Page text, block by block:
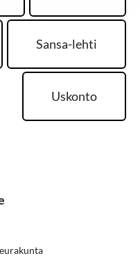
Sansa-lehti
Uskonto